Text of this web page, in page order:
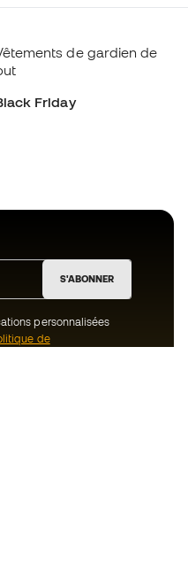
de gardien de
Friday
S'ABONNER
personnalisées
de